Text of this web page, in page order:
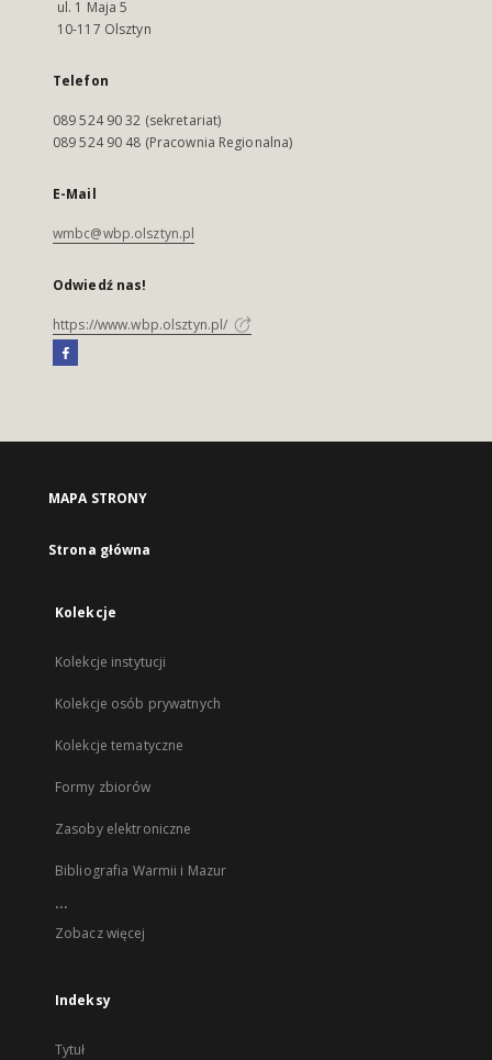
ul. 1 Maja 5
10-117 Olsztyn
Telefon
089 524 90 32 (sekretariat)
089 524 90 48 (Pracownia Regionalna)
E-Mail
wmbc@wbp.olsztyn.pl
Odwiedź nas!
https://www.wbp.olsztyn.pl/
MAPA STRONY
Strona główna
Kolekcje
Kolekcje instytucji
Kolekcje osób prywatnych
Kolekcje tematyczne
Formy zbiorów
Zasoby elektroniczne
Bibliografia Warmii i Mazur
...
Zobacz więcej
Indeksy
Tytuł